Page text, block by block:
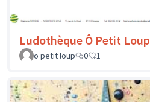
Ludothèque Ô Petit Loup
o petit loup
0 1